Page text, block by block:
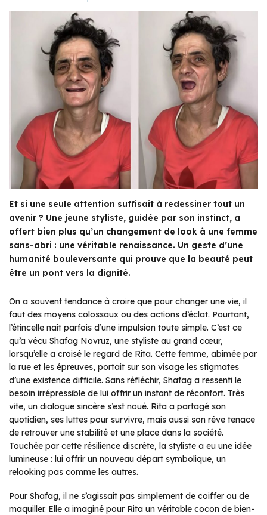
Et si une seule attention suffisait à redessiner tout un
avenir ? Une jeune styliste, guidée par son instinct, a
offert bien plus qu’un changement de look à une femme
sans-abri : une véritable renaissance. Un geste d’une
humanité bouleversante qui prouve que la beauté peut
être un pont vers la dignité.
On a souvent tendance à croire que pour changer une vie, il
faut des moyens colossaux ou des actions d’éclat. Pourtant,
l’étincelle naît parfois d’une impulsion toute simple. C’est ce
qu’a vécu Shafag Novruz, une styliste au grand cœur,
lorsqu’elle a croisé le regard de Rita. Cette femme, abîmée par
la rue et les épreuves, portait sur son visage les stigmates
d’une existence difficile. Sans réfléchir, Shafag a ressenti le
besoin irrépressible de lui offrir un instant de réconfort. Très
vite, un dialogue sincère s’est noué. Rita a partagé son
quotidien, ses luttes pour survivre, mais aussi son rêve tenace
de retrouver une stabilité et une place dans la société.
Touchée par cette résilience discrète, la styliste a eu une idée
lumineuse : lui offrir un nouveau départ symbolique, un
relooking pas comme les autres.
Pour Shafag, il ne s’agissait pas simplement de coiffer ou de
maquiller. Elle a imaginé pour Rita un véritable cocon de bien-